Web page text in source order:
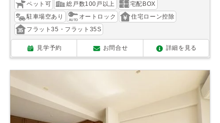
ペット可
総戸数100戸以上
宅配BOX
駐車場空あり
オートロック
住宅ローン控除
フラット35・フラット35S
見学予約 お問合せ 詳細を見る